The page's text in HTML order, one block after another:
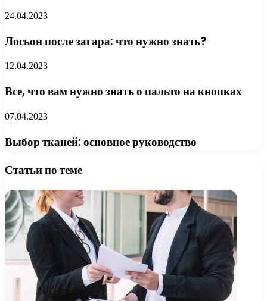
24.04.2023
Лосьон после загара: что нужно знать?
12.04.2023
Все, что вам нужно знать о пальто на кнопках
07.04.2023
Выбор тканей: основное руководство
Статьи по теме